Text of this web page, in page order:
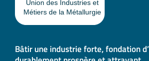
Bâtir une industrie forte, fondation